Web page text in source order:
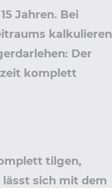
Jahren. Bei
kalkulieren
Der
komplett
tilgen,
sich mit dem